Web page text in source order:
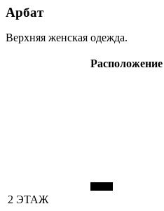
Арбат
Верхняя женская одежда.
Расположение
2 ЭТАЖ